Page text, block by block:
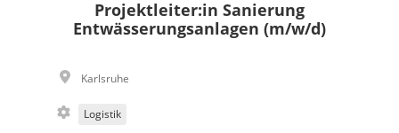
Projektleiter:in Sanierung
Entwässerungsanlagen (m/w/d)
Karlsruhe
Logistik